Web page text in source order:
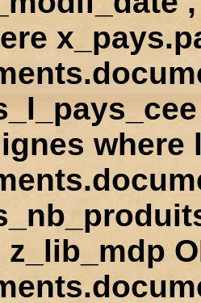
where
z_lib_mdp